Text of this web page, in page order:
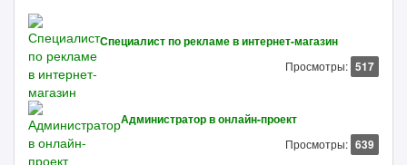
Специалист по рекламе в интернет-магазин
Просмотры: 517
Администратор в онлайн-проект
Просмотры: 639